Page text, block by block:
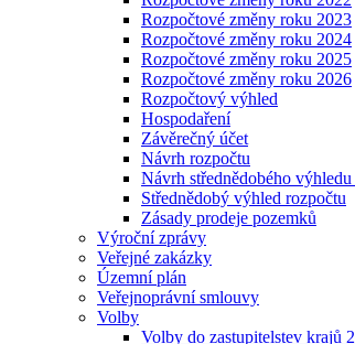
Rozpočtové změny roku 2023
Rozpočtové změny roku 2024
Rozpočtové změny roku 2025
Rozpočtové změny roku 2026
Rozpočtový výhled
Hospodaření
Závěrečný účet
Návrh rozpočtu
Návrh střednědobého
Střednědobý výhled rozpočtu
Zásady prodeje pozemků
Výroční zprávy
Veřejné zakázky
Územní plán
Veřejnoprávní smlouvy
Volby
Volby do zastupitelstev krajů